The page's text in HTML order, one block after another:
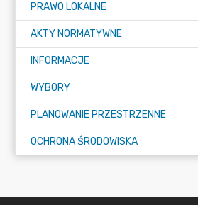
PRAWO LOKALNE
AKTY NORMATYWNE
INFORMACJE
WYBORY
PLANOWANIE PRZESTRZENNE
OCHRONA ŚRODOWISKA